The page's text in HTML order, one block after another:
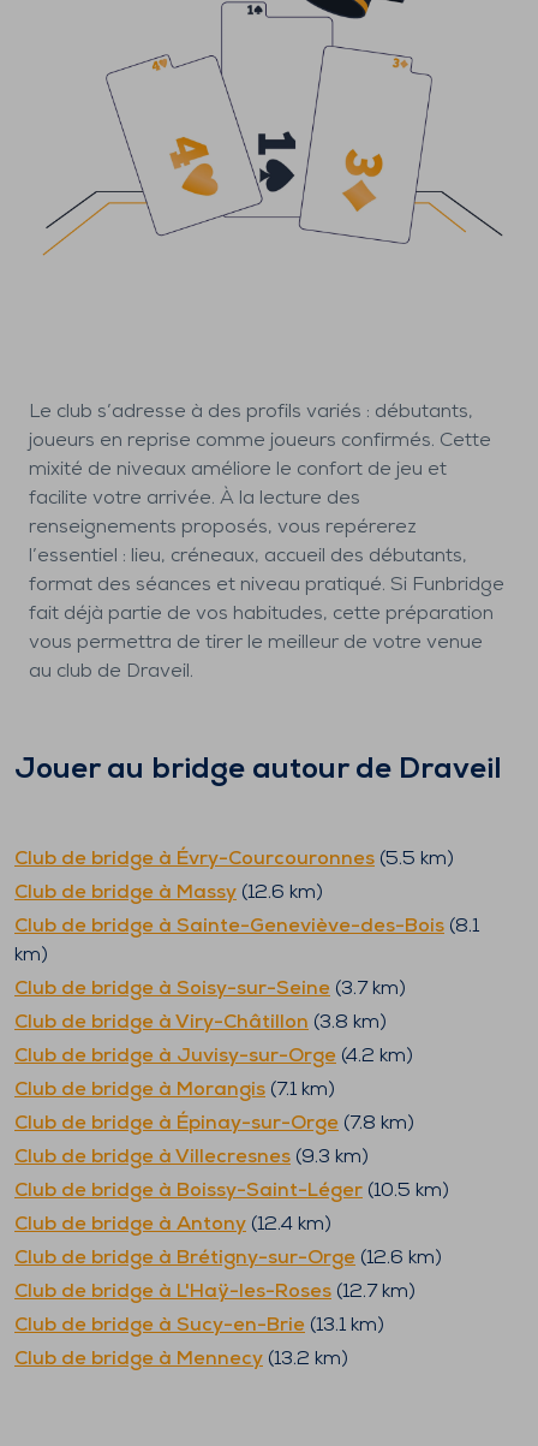
Le club s’adresse à des profils variés : débutants,
joueurs en reprise comme joueurs confirmés. Cette
mixité de niveaux améliore le confort de jeu et
facilite votre arrivée. À la lecture des
renseignements proposés, vous repérerez
l’essentiel : lieu, créneaux, accueil des débutants,
format des séances et niveau pratiqué. Si Funbridge
fait déjà partie de vos habitudes, cette préparation
vous permettra de tirer le meilleur de votre venue
au club de Draveil.
Jouer au bridge autour de Draveil
Club de bridge à Évry-Courcouronnes (5.5 km)
Club de bridge à Massy (12.6 km)
Club de bridge à Sainte-Geneviève-des-Bois (8.1
km)
Club de bridge à Soisy-sur-Seine (3.7 km)
Club de bridge à Viry-Châtillon (3.8 km)
Club de bridge à Juvisy-sur-Orge (4.2 km)
Club de bridge à Morangis (7.1 km)
Club de bridge à Épinay-sur-Orge (7.8 km)
Club de bridge à Villecresnes (9.3 km)
Club de bridge à Boissy-Saint-Léger (10.5 km)
Club de bridge à Antony (12.4 km)
Club de bridge à Brétigny-sur-Orge (12.6 km)
Club de bridge à L'Haÿ-les-Roses (12.7 km)
Club de bridge à Sucy-en-Brie (13.1 km)
Club de bridge à Mennecy (13.2 km)